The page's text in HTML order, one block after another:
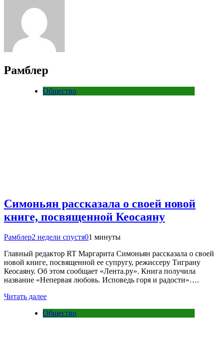
Рамблер
Общество
Симоньян рассказала о своей новой
книге, посвященной Кеосаяну
Рамблер2 недели спустя01 минуты
Главный редактор RT Маргарита Симоньян рассказала о своей
новой книге, посвященной ее супругу, режиссеру Тиграну
Кеосаяну. Об этом сообщает «Лента.ру». Книга получила
название «Непервая любовь. Исповедь горя и радости»….
Читать далее
Общество